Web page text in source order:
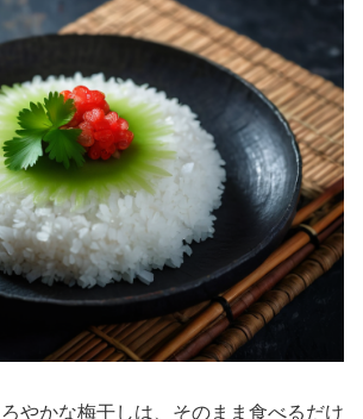
やかな梅干しは、そのまま食べるだけ